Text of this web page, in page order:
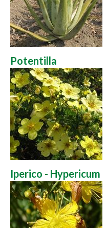
Potentilla
Iperico - Hypericum